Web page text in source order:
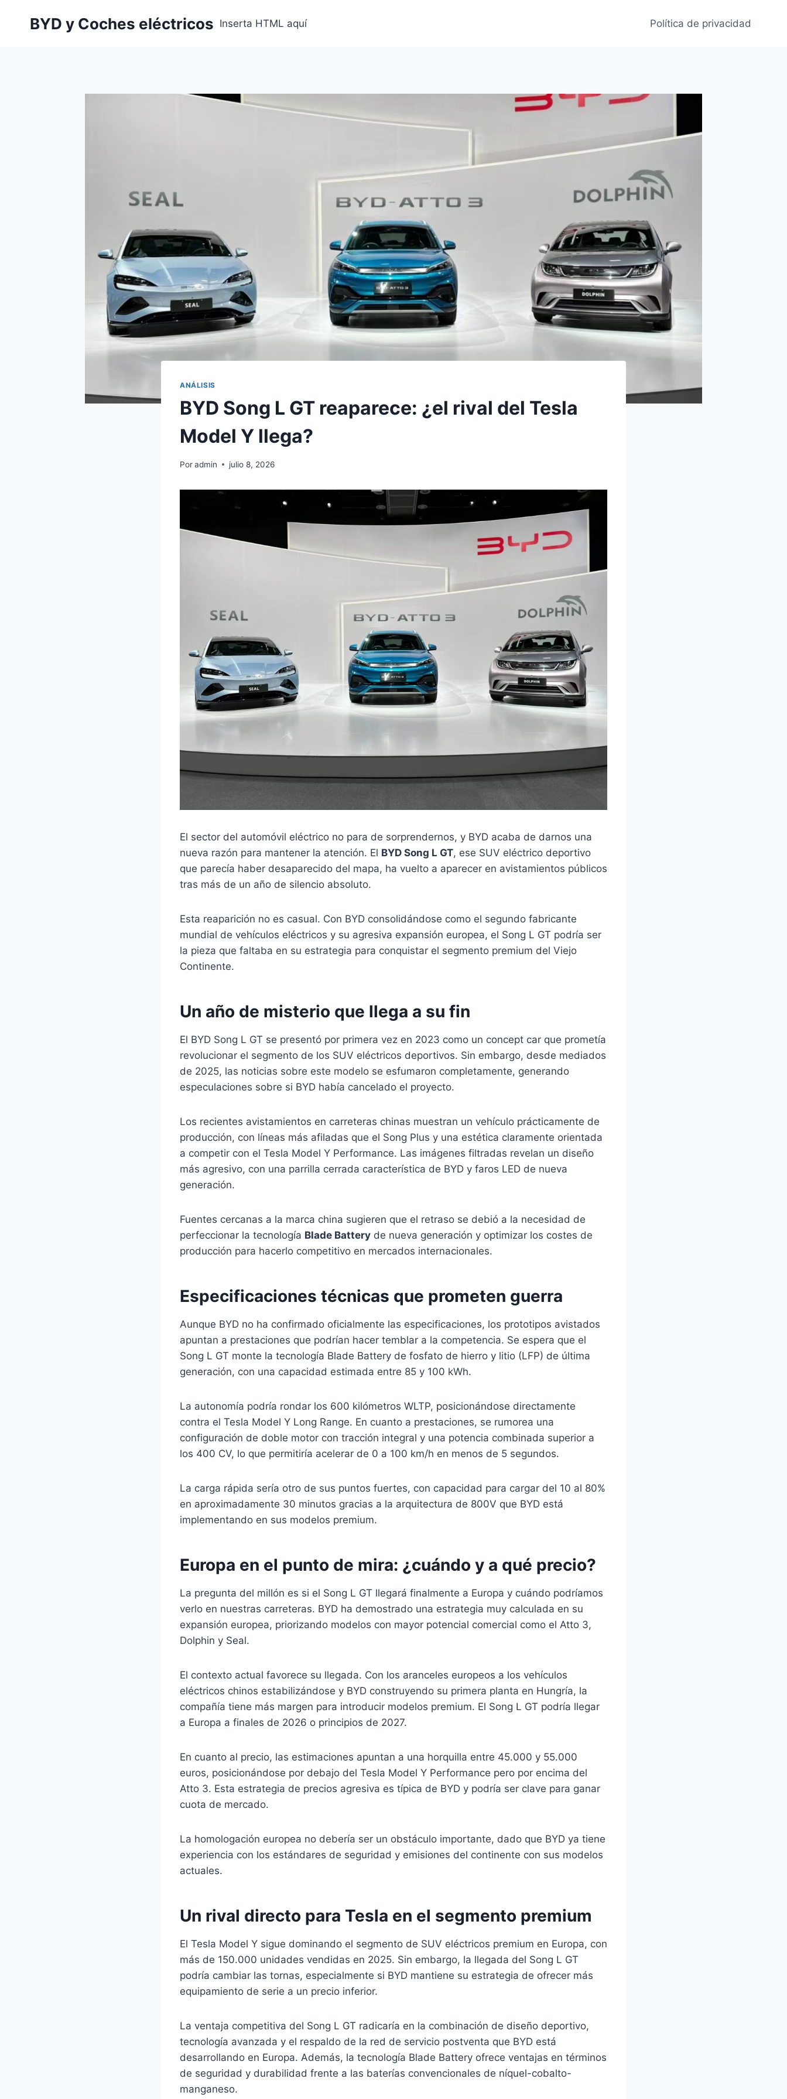
BYD y Coches eléctricos Inserta HTML aquí Política de privacidad
ANÁLISIS
BYD Song L GT reaparece: ¿el rival del Tesla
Model Y llega?
Poradmin julio 8, 2026
El sector del automóvil eléctrico no para de sorprendernos, y BYD acaba de darnos una
nueva razón para mantener la atención. El BYD Song L GT, ese SUV eléctrico deportivo
que parecía haber desaparecido del mapa, ha vuelto a aparecer en avistamientos públicos
tras más de un año de silencio absoluto.
Esta reaparición no es casual. Con BYD consolidándose como el segundo fabricante
mundial de vehículos eléctricos y su agresiva expansión europea, el Song L GT podría ser
la pieza que faltaba en su estrategia para conquistar el segmento premium del Viejo
Continente.
Un año de misterio que llega a su fin
El BYD Song L GT se presentó por primera vez en 2023 como un concept car que prometía
revolucionar el segmento de los SUV eléctricos deportivos. Sin embargo, desde mediados
de 2025, las noticias sobre este modelo se esfumaron completamente, generando
especulaciones sobre si BYD había cancelado el proyecto.
Los recientes avistamientos en carreteras chinas muestran un vehículo prácticamente de
producción, con líneas más afiladas que el Song Plus y una estética claramente orientada
a competir con el Tesla Model Y Performance. Las imágenes filtradas revelan un diseño
más agresivo, con una parrilla cerrada característica de BYD y faros LED de nueva
generación.
Fuentes cercanas a la marca china sugieren que el retraso se debió a la necesidad de
perfeccionar la tecnología Blade Battery de nueva generación y optimizar los costes de
producción para hacerlo competitivo en mercados internacionales.
Especificaciones técnicas que prometen guerra
Aunque BYD no ha confirmado oficialmente las especificaciones, los prototipos avistados
apuntan a prestaciones que podrían hacer temblar a la competencia. Se espera que el
Song L GT monte la tecnología Blade Battery de fosfato de hierro y litio (LFP) de última
generación, con una capacidad estimada entre 85 y 100 kWh.
La autonomía podría rondar los 600 kilómetros WLTP, posicionándose directamente
contra el Tesla Model Y Long Range. En cuanto a prestaciones, se rumorea una
configuración de doble motor con tracción integral y una potencia combinada superior a
los 400 CV, lo que permitiría acelerar de 0 a 100 km/h en menos de 5 segundos.
La carga rápida sería otro de sus puntos fuertes, con capacidad para cargar del 10 al 80%
en aproximadamente 30 minutos gracias a la arquitectura de 800V que BYD está
implementando en sus modelos premium.
Europa en el punto de mira: ¿cuándo y a qué precio?
La pregunta del millón es si el Song L GT llegará finalmente a Europa y cuándo podríamos
verlo en nuestras carreteras. BYD ha demostrado una estrategia muy calculada en su
expansión europea, priorizando modelos con mayor potencial comercial como el Atto 3,
Dolphin y Seal.
El contexto actual favorece su llegada. Con los aranceles europeos a los vehículos
eléctricos chinos estabilizándose y BYD construyendo su primera planta en Hungría, la
compañía tiene más margen para introducir modelos premium. El Song L GT podría llegar
a Europa a finales de 2026 o principios de 2027.
En cuanto al precio, las estimaciones apuntan a una horquilla entre 45.000 y 55.000
euros, posicionándose por debajo del Tesla Model Y Performance pero por encima del
Atto 3. Esta estrategia de precios agresiva es típica de BYD y podría ser clave para ganar
cuota de mercado.
La homologación europea no debería ser un obstáculo importante, dado que BYD ya tiene
experiencia con los estándares de seguridad y emisiones del continente con sus modelos
actuales.
Un rival directo para Tesla en el segmento premium
El Tesla Model Y sigue dominando el segmento de SUV eléctricos premium en Europa, con
más de 150.000 unidades vendidas en 2025. Sin embargo, la llegada del Song L GT
podría cambiar las tornas, especialmente si BYD mantiene su estrategia de ofrecer más
equipamiento de serie a un precio inferior.
La ventaja competitiva del Song L GT radicaría en la combinación de diseño deportivo,
tecnología avanzada y el respaldo de la red de servicio postventa que BYD está
desarrollando en Europa. Además, la tecnología Blade Battery ofrece ventajas en términos
de seguridad y durabilidad frente a las baterías convencionales de níquel-cobalto-
manganeso.